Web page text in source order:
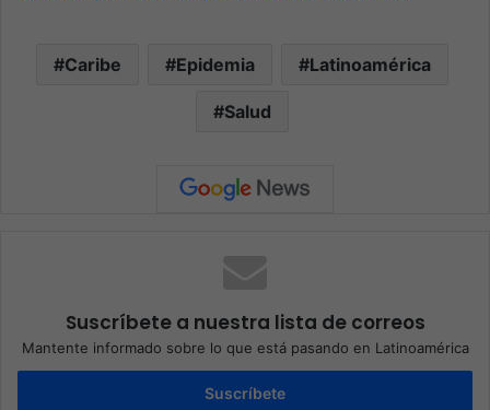
Caribe Epidemia Latinoamérica
Salud
Suscríbete a nuestra lista de correos
Mantente informado sobre lo que está pasando en Latinoamérica
Suscríbete